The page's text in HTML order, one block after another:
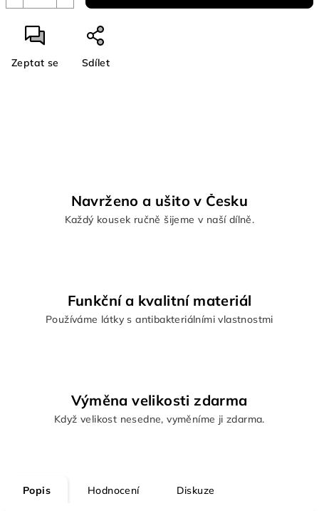
Zeptat se Sdílet
Navrženo a ušito v Česku
Každý kousek ručně šijeme v naší dílně.
Funkční a kvalitní materiál
Používáme látky s antibakteriálními vlastnostmi
Výměna velikosti zdarma
Když velikost nesedne, vyměníme ji zdarma.
Popis Hodnocení Diskuze